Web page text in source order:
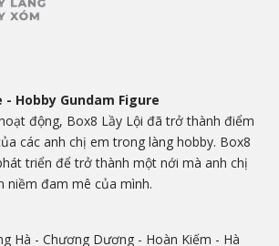
- Hobby Gundam Figure
động, Box8 Lầy Lội đã trở thành điểm
các anh chị em trong làng hobby. Box8
triển để trở thành một nới mà anh chị
niềm đam mê của mình.
Hà - Chương Dương - Hoàn Kiếm - Hà